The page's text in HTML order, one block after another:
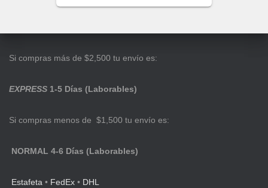
Si compras más de $2,500 tu envío es:
EXPRESS 1-5 Días (Laborables)
Si compras menos de $1,500 tu envío es:
NORMAL 4-6 Días (Laborables)
Estafeta • FedEx • DHL